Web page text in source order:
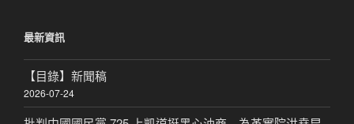
字:
最新資訊
【目錄】新聞稿
2026-07-24